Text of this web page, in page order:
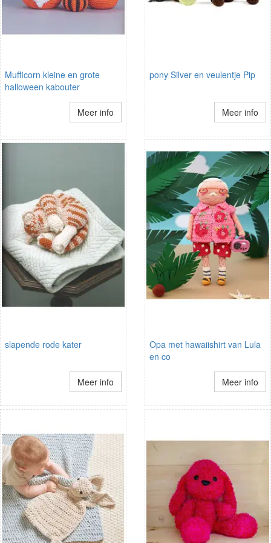
Mufficorn kleine en grote
halloween kabouter
Meer info
pony Silver en veulentje Pip
Meer info
slapende rode kater
Meer info
Opa met hawaiishirt van Lula
en co
Meer info